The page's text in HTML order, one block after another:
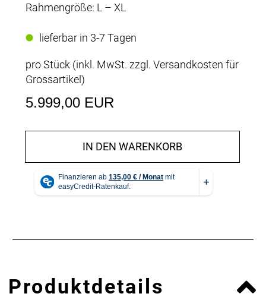
Rahmengröße: L – XL
lieferbar in 3-7 Tagen
pro Stück (inkl. MwSt. zzgl. Versandkosten für
Grossartikel)
5.999,00 EUR
IN DEN WARENKORB
Produktdetails